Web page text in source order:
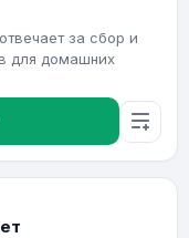
за сбор и
для домашних